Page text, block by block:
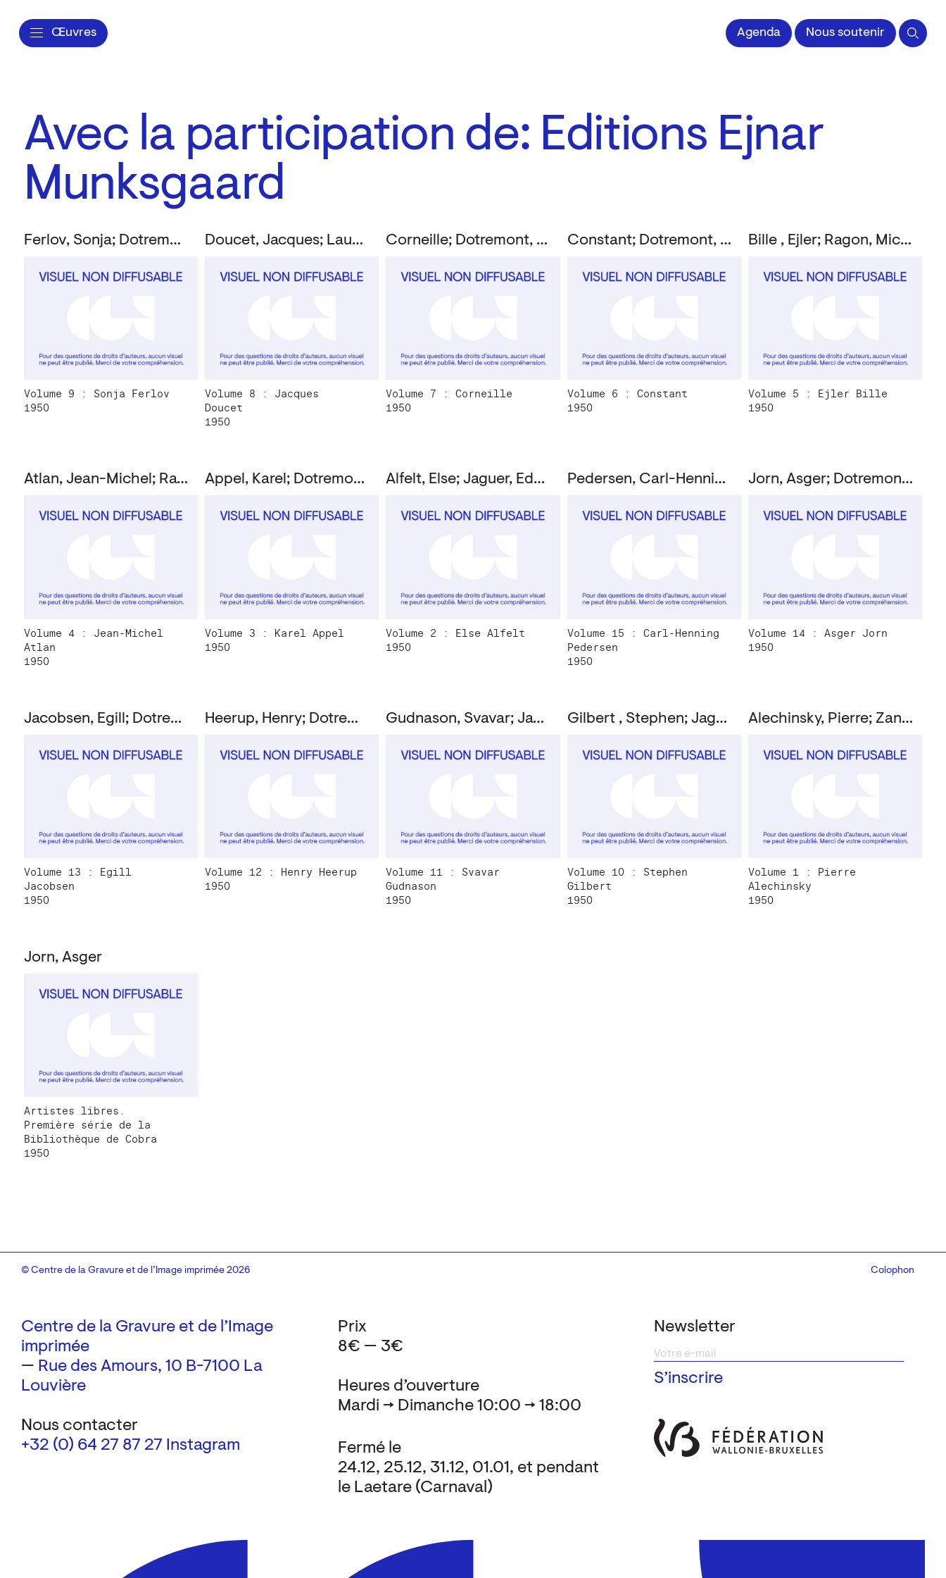
Œuvres Agenda Nous soutenir
Avec la participation de: Editions Ejnar
Munksgaard
Ferlov, Sonja; Dotremont, Christian
Volume 9 : Sonja Ferlov
1950
Doucet, Jacques; Laude, Jean
Volume 8 : Jacques
Doucet
1950
Corneille; Dotremont, Christian
Volume 7 : Corneille
1950
Constant; Dotremont, Christian
Volume 6 : Constant
1950
Bille , Ejler; Ragon, Michel
Volume 5 : Ejler Bille
1950
Atlan, Jean-Michel; Ragon, Michel
Volume 4 : Jean-Michel
Atlan
1950
Appel, Karel; Dotremont, Christian
Volume 3 : Karel Appel
1950
Alfelt, Else; Jaguer, Edouard
Volume 2 : Else Alfelt
1950
Pedersen, Carl-Henning; Dotremont, Christian
Volume 15 : Carl-Henning
Pedersen
1950
Jorn, Asger; Dotremont, Christian
Volume 14 : Asger Jorn
1950
Jacobsen, Egill; Dotremont, Christian
Volume 13 : Egill
Jacobsen
1950
Heerup, Henry; Dotremont, Christian
Volume 12 : Henry Heerup
1950
Gudnason, Svavar; Jaguer, Edouard
Volume 11 : Svavar
Gudnason
1950
Gilbert , Stephen; Jaguer, Edouard
Volume 10 : Stephen
Gilbert
1950
Alechinsky, Pierre; Zangrie, Luc; de Heusch, Luc
Volume 1 : Pierre
Alechinsky
1950
Jorn, Asger
Artistes libres.
Première série de la
Bibliothèque de Cobra
1950
Centre de la Gravure et de l’Image
imprimée
— Rue des Amours, 10 B-7100 La
Louvière
Nous contacter
+32 (0) 64 27 87 27 Instagram
Newsletter
Heures d’ouverture
Mardi → Dimanche 10:00 → 18:00
Fermé le
24.12, 25.12, 31.12, 01.01, et pendant
le Laetare (Carnaval)
Prix
8€ — 3€
© Centre de la Gravure et de l’Image imprimée 2026 Colophon
Design:Marcel